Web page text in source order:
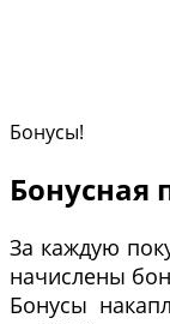
Бонусы!
Бонусная
За каждую
начислены
Бонусы